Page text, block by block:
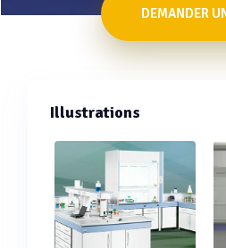
DEMANDER
Illustrations